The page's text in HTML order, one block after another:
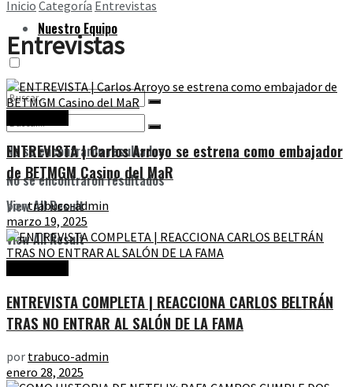
No se encontraron resultados
View All Result
Nuestro Equipo
No se encontraron resultados
View All Result
Inicio Categoría Entrevistas
Entrevistas
ENTREVISTA | Carlos Arroyo se estrena como embajador
de BETMGM Casino del MaR
portrabuco-admin
marzo 19, 2025
ENTREVISTA COMPLETA | REACCIONA CARLOS BELTRÁN
TRAS NO ENTRAR AL SALÓN DE LA FAMA
por trabuco-admin
enero 28, 2025